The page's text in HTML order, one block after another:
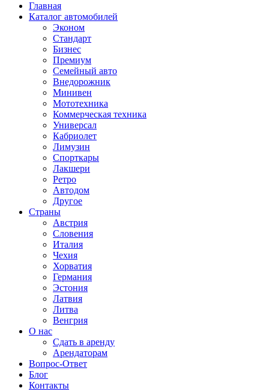
Главная
Каталог автомобилей
Эконом
Стандарт
Бизнес
Премиум
Семейный авто
Внедорожник
Минивен
Мототехника
Коммерческая техника
Универсал
Кабриолет
Лимузин
Спорткары
Лакшери
Ретро
Автодом
Другое
Страны
Австрия
Словения
Италия
Чехия
Хорватия
Германия
Эстония
Латвия
Литва
Венгрия
О нас
Сдать в аренду
Арендаторам
Вопрос-Ответ
Блог
Контакты